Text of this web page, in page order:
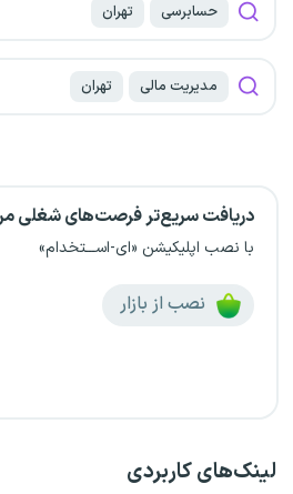
حسابرسی تهران
مدیریت مالی تهران
دریافت سریع‌تر فرصت‌های شغلی
با نصب اپلیکیشن «ای-اســـتخدام»
نصب از بازار
لینک‌های کاربردی